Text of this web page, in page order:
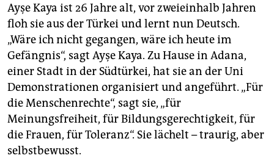
Ayşe Kaya ist 26 Jahre alt, vor zweieinhalb Jahren
floh sie aus der Türkei und lernt nun Deutsch.
„Wäre ich nicht gegangen, wäre ich heute im
Gefängnis“, sagt Ayşe Kaya. Zu Hause in Adana,
einer Stadt in der Südtürkei, hat sie an der Uni
Demonstrationen organisiert und angeführt. „Für
die Menschenrechte“, sagt sie, „für
Meinungsfreiheit, für Bildungsgerechtigkeit, für
die Frauen, für Toleranz“. Sie lächelt – traurig, aber
selbstbewusst.